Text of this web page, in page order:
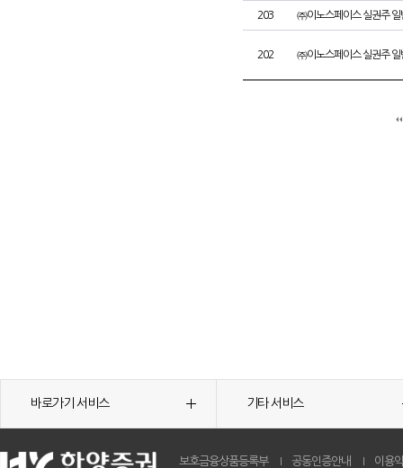
203 ㈜이노스페이스 실권주 일
202 ㈜이노스페이스 실권주 일
바로가기 서비스 기타 서비스
보호금융상품등록부 공동인증안내 이용